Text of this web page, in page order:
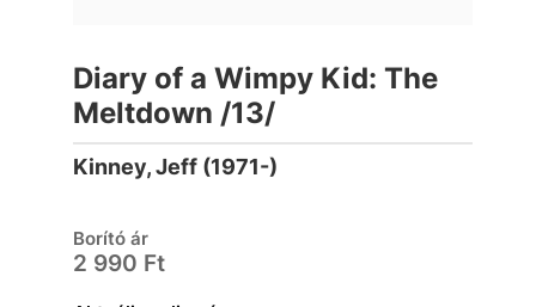
Diary of a Wimpy Kid: The
Meltdown /13/
Kinney, Jeff (1971-)
Borító ár
2 990 Ft